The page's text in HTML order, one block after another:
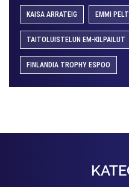
KAISA ARRATEIG EMMI
TAITOLUISTELUN EM-KILPAILUT
FINLANDIA TROPHY ESPOO